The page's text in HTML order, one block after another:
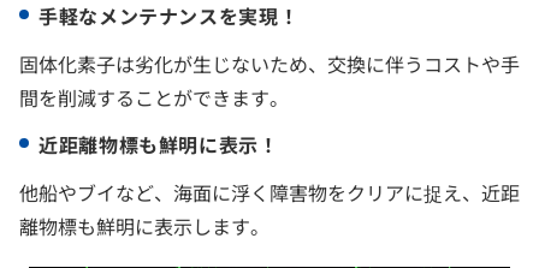
手軽なメンテナンスを実現！
固体化素子は劣化が生じないため、交換に伴うコストや手
間を削減することができます。
近距離物標も鮮明に表示！
他船やブイなど、海面に浮く障害物をクリアに捉え、近距
離物標も鮮明に表示します。